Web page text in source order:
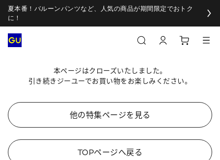
夏本番！バルーンパンツなど、人気の商品が期間限定でおトク
に！
本ページはクローズいたしました。
引き続きジーユーでお買い物をお楽しみください。
他の特集ページを見る
TOPページへ戻る